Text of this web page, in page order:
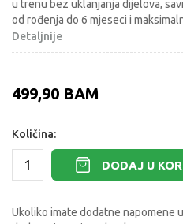
u trenu bez uklanjanja dijelova,
od rođenja do 6 mjeseci i
Detaljnije
499,90 BAM
Količina:
DODAJ U
Ukoliko imate dodatne napomene